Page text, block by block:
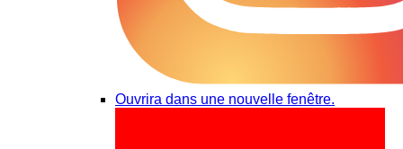
Ouvrira dans une nouvelle fenêtre.